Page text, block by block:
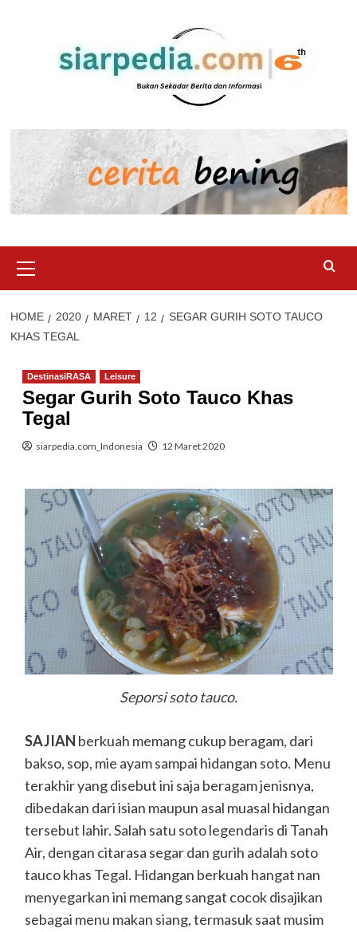
Menu
HOME 2020 MARET 12
SEGAR GURIH SOTO TAUCO
KHAS TEGAL
DestinasiRASA Leisure
Segar Gurih Soto Tauco Khas
Tegal
siarpedia.com_Indonesia 12 Maret 2020
Seporsi soto tauco.
SAJIAN berkuah memang cukup beragam, dari
bakso, sop, mie ayam sampai hidangan soto. Menu
terakhir yang disebut ini saja beragam jenisnya,
dibedakan dari isian maupun asal muasal hidangan
tersebut lahir. Salah satu soto legendaris di Tanah
Air, dengan citarasa segar dan gurih adalah soto
tauco khas Tegal. Hidangan berkuah hangat nan
menyegarkan ini memang sangat cocok disajikan
sebagai menu makan siang, termasuk saat musim